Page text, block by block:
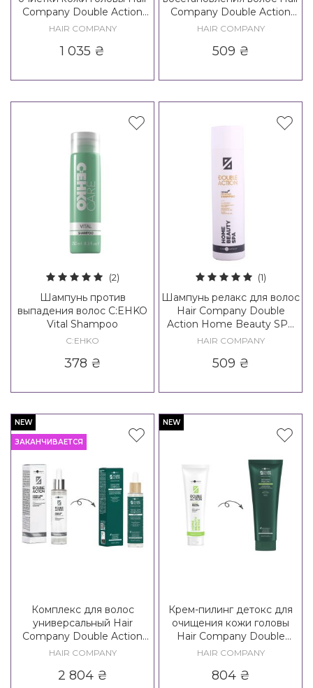
Company Double Action
Ritual Scalp Preparer
HAIR COMPANY
1 035 ₴
Company Double Action
Exfoliate Home Beauty
HAIR COMPANY
509 ₴
(2)
Шампунь против
выпадения волос C:EHKO
Vital Shampoo
C:EHKO
378 ₴
(1)
Шампунь релакс для волос
Hair Company Double
Action Home Beauty SPA
Relaxing Shampoo
HAIR COMPANY
509 ₴
NEW
ЗАКАНЧИВАЕТСЯ
Комплекс для волос
универсальный Hair
Company Double Action
Ritual Cross-Line Complex
HAIR COMPANY
2 804₴
NEW
Крем-пилинг детокс для
очищения кожи головы
Hair Company Double
Action Exfoliante Home
HAIR COMPANY
804₴